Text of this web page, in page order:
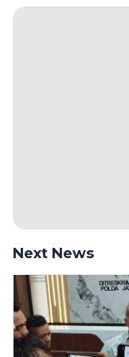
Next News